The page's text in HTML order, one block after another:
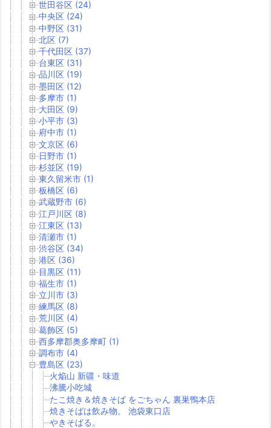
世田谷区 (24)
中央区 (24)
中野区 (31)
北区 (7)
千代田区 (37)
台東区 (31)
品川区 (19)
墨田区 (12)
多摩市 (1)
大田区 (9)
小平市 (3)
府中市 (1)
文京区 (6)
日野市 (1)
杉並区 (19)
東久留米市 (1)
板橋区 (6)
武蔵野市 (6)
江戸川区 (8)
江東区 (13)
清瀬市 (1)
渋谷区 (34)
港区 (36)
目黒区 (11)
福生市 (1)
立川市 (3)
練馬区 (8)
荒川区 (4)
葛飾区 (5)
西多摩郡奥多摩町 (1)
調布市 (4)
豊島区 (23)
火焔山 新疆・味道
沸騰小吃城
たこ焼き＆焼きそば をごちゃん 裏巣鴨本店
焼きそばは飲み物。 池袋東口店
やきそばる。